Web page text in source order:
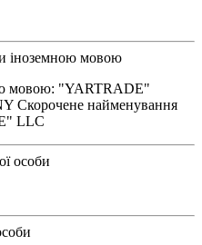
іноземною мовою
мовою: "YARTRADE"
Скорочене найменування
LLC
особи